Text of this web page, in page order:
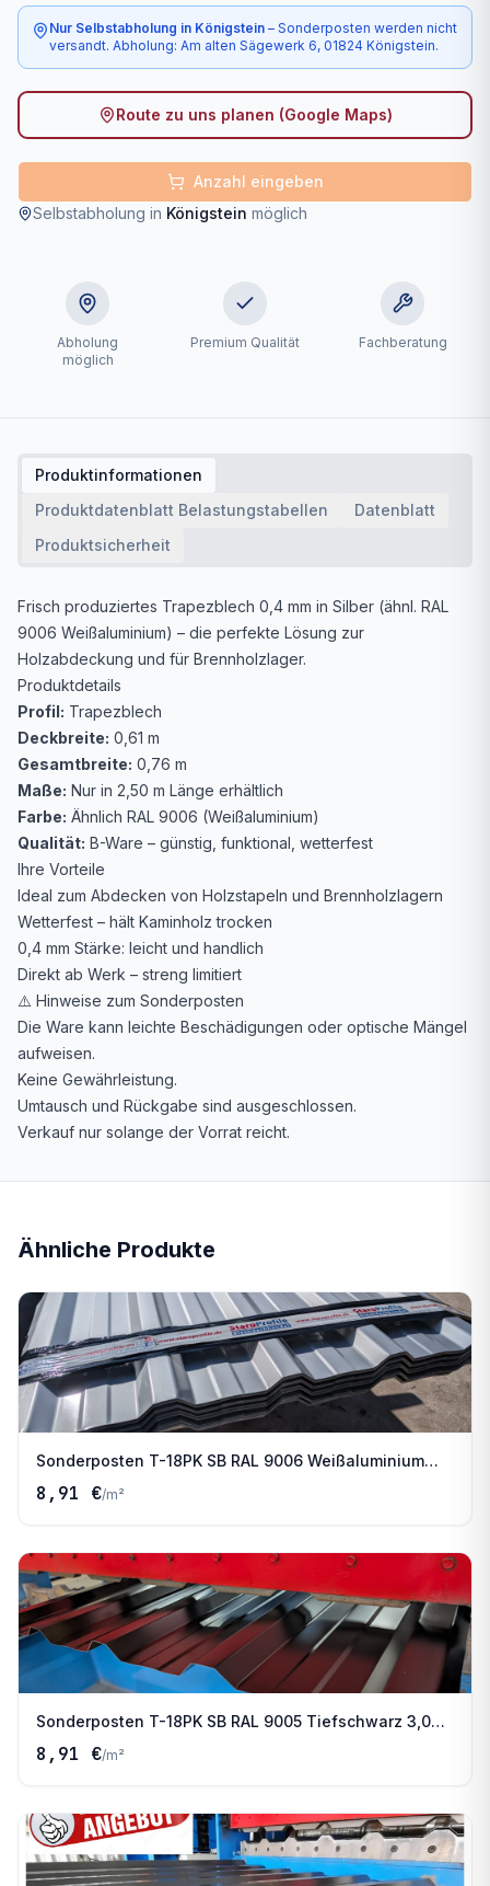
Nur Selbstabholung in Königstein – Sonderposten werden nicht
versandt. Abholung: Am alten Sägewerk 6, 01824 Königstein.
Route zu uns planen (Google Maps)
Anzahl eingeben
Selbstabholung in Königstein möglich
Abholung
möglich
Premium Qualität Fachberatung
Produktinformationen
Produktdatenblatt Belastungstabellen
Datenblatt
Produktsicherheit
Frisch produziertes Trapezblech 0,4 mm in Silber (ähnl. RAL
9006 Weißaluminium) – die perfekte Lösung zur
Holzabdeckung und für Brennholzlager.
Produktdetails
Profil: Trapezblech
Deckbreite: 0,61 m
Gesamtbreite: 0,76 m
Maße: Nur in 2,50 m Länge erhältlich
Farbe: Ähnlich RAL 9006 (Weißaluminium)
Qualität: B-Ware – günstig, funktional, wetterfest
Ihre Vorteile
Ideal zum Abdecken von Holzstapeln und Brennholzlagern
Wetterfest – hält Kaminholz trocken
0,4 mm Stärke: leicht und handlich
Direkt ab Werk – streng limitiert
⚠️ Hinweise zum Sonderposten
Die Ware kann leichte Beschädigungen oder optische Mängel
aufweisen.
Keine Gewährleistung.
Umtausch und Rückgabe sind ausgeschlossen.
Verkauf nur solange der Vorrat reicht.
Ähnliche Produkte
Sonderposten T-18PK SB RAL 9006 Weißaluminium
3,00 m
8,91 €/m²
Sonderposten T-18PK SB RAL 9005 Tiefschwarz 3,00
m
8,91 €/m²